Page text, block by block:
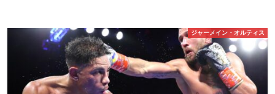
ジャーメイン・オルティス